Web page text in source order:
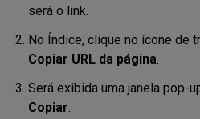
será o link.
No Índice, clique no ícone de
Copiar URL da página.
Será exibida uma janela pop-
Copiar.